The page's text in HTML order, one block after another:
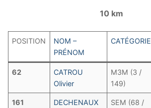
10 km
POSITION
NOM –
PRÉNOM
CATÉGORIE
62
CATROU
Olivier
M3M (3 /
149)
161
DECHENAUX
SEM (68 /